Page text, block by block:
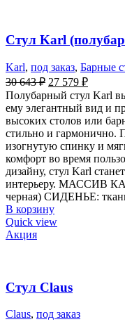
Стул Karl
Karl, под заказ, Барные
30 643₽ 27 579 ₽
Полубарный стул Karl
ему элегантный вид и
высоких столов или
стильно и гармонично.
изогнутую спинку и
комфорт во время
дизайну, стул Karl
интерьеру. МАССИВ
черная) СИДЕНЬЕ:
В корзину
Quick view
Акция
Стул Claus
Claus, под заказ